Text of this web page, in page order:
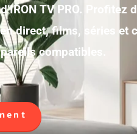
TV PRO. Profitez
direct, films, séries et
compatibles.